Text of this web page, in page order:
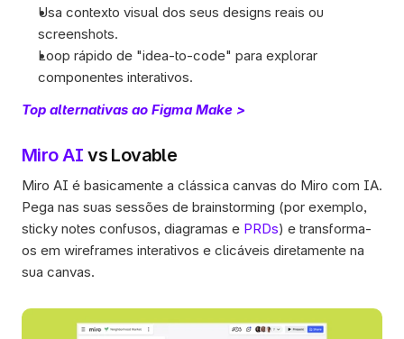
Usa contexto visual dos seus designs reais ou
screenshots.
Loop rápido de "idea-to-code" para explorar
componentes interativos.
Top alternativas ao Figma Make >
Miro AI vs Lovable
Miro AI é basicamente a clássica canvas do Miro com IA.
Pega nas suas sessões de brainstorming (por exemplo,
sticky notes confusos, diagramas e PRDs) e transforma-
os em wireframes interativos e clicáveis diretamente na
sua canvas.